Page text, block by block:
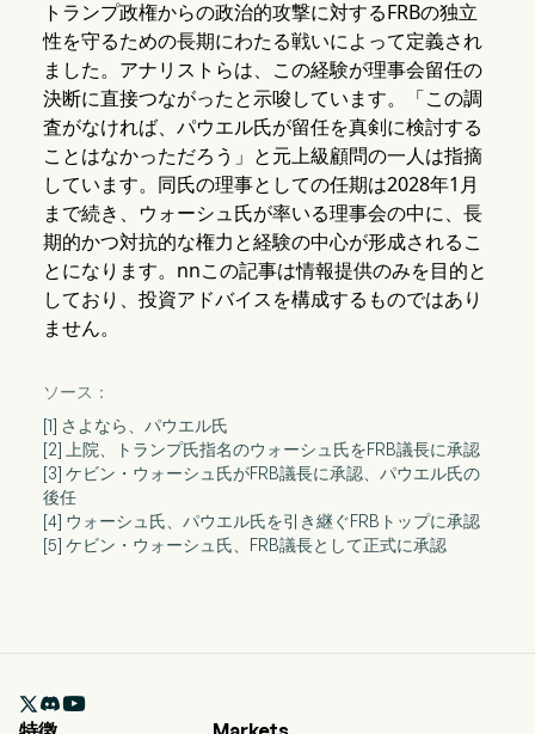
トランプ政権からの政治的攻撃に対するFRBの独立
性を守るための長期にわたる戦いによって定義され
ました。アナリストらは、この経験が理事会留任の
決断に直接つながったと示唆しています。「この調
査がなければ、パウエル氏が留任を真剣に検討する
ことはなかっただろう」と元上級顧問の一人は指摘
しています。同氏の理事としての任期は2028年1月
まで続き、ウォーシュ氏が率いる理事会の中に、長
期的かつ対抗的な権力と経験の中心が形成されるこ
とになります。nnこの記事は情報提供のみを目的と
しており、投資アドバイスを構成するものではあり
ません。
ソース：
[1] さよなら、パウエル氏
[2] 上院、トランプ氏指名のウォーシュ氏をFRB議長に承認
[3] ケビン・ウォーシュ氏がFRB議長に承認、パウエル氏の
後任
[4] ウォーシュ氏、パウエル氏を引き継ぐFRBトップに承認
[5] ケビン・ウォーシュ氏、FRB議長として正式に承認
